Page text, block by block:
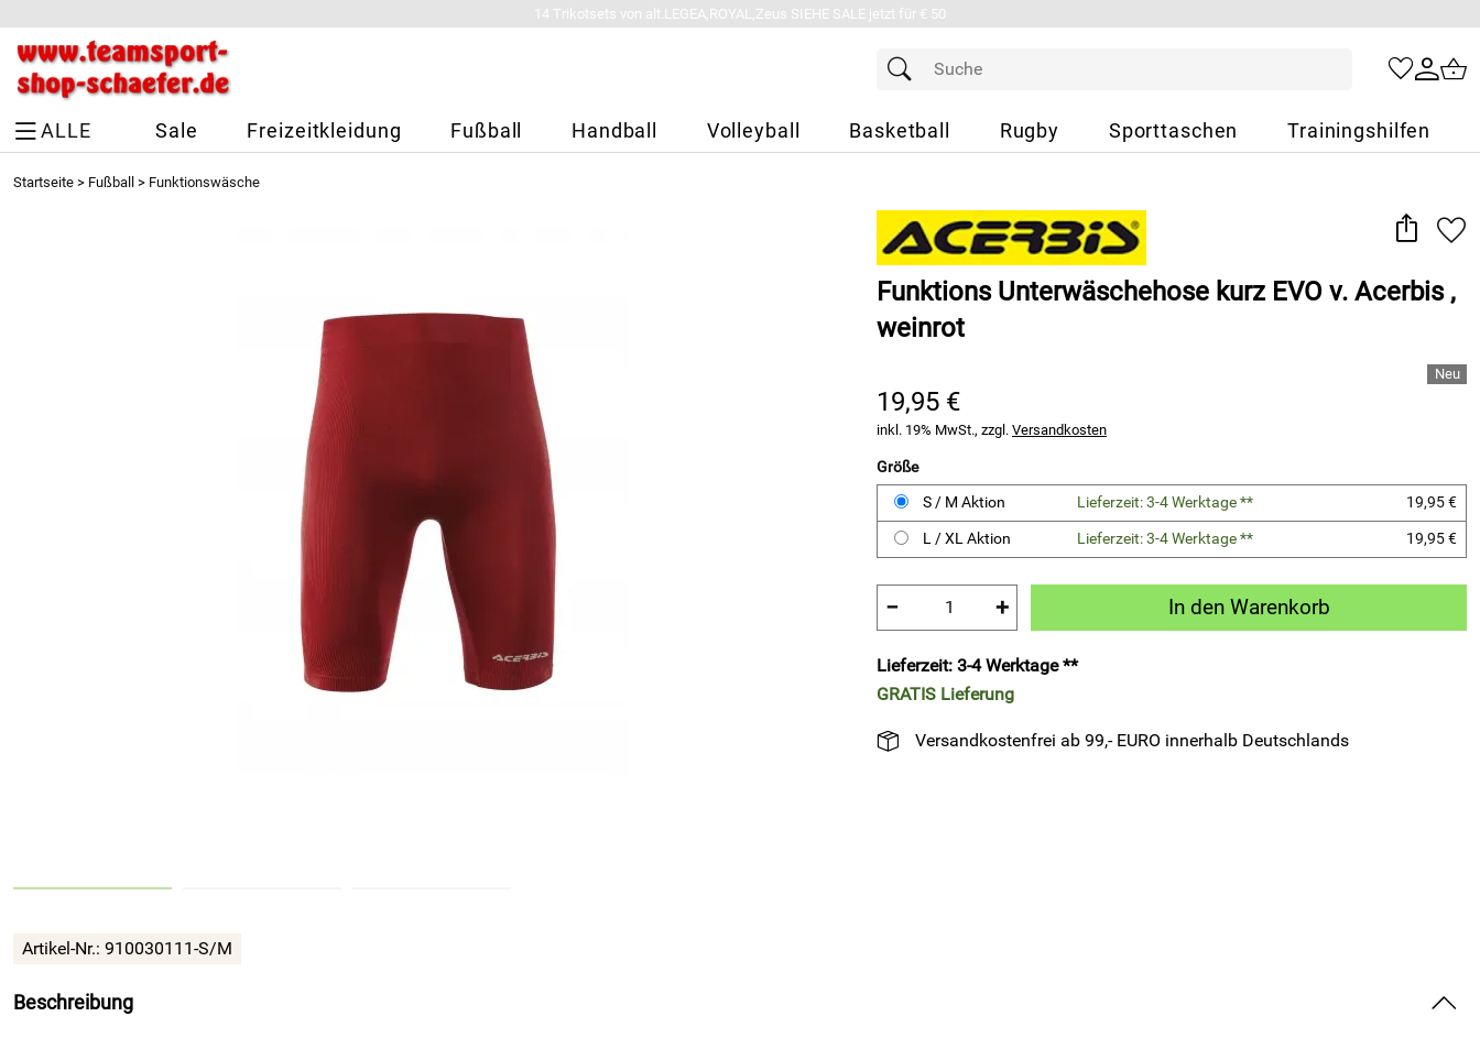
14 Trikotsets von alt.LEGEA,ROYAL,Zeus SIEHE SALE jetzt für € 50
ALLE Sale Freizeitkleidung Fußball Handball Volleyball Basketball Rugby Sporttaschen Trainingshilfen
Startseite > Fußball > Funktionswäsche
Funktions Unterwäschehose kurz EVO v. Acerbis ,
weinrot
19,95 €
inkl. 19% MwSt., zzgl. Versandkosten
Größe
S / M Aktion
Lieferzeit: 3-4 Werktage **
19,95 €
L / XL Aktion
Lieferzeit: 3-4 Werktage ** 19,95 €
− + In den Warenkorb
Lieferzeit: 3-4 Werktage **
GRATIS Lieferung
Versandkostenfrei ab 99,- EURO innerhalb Deutschlands
Artikel-Nr.: 910030111-S/M
Beschreibung